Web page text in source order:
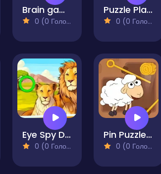
Brain games
0 (0 Голосів)
Puzzle PlayRoom
0 (0 Голосів)
Eye Spy Difference The Garden
0 (0 Голосів)
Pin Puzzle Save The Sheep
0 (0 Голосів)